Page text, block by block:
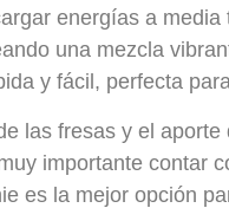
energías a media
una mezcla
y fácil, perfecta
las fresas y el
importante contar
es la mejor opción